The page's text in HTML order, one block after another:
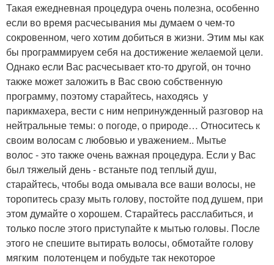
Такая ежедневная процедура очень полезна, особенно
если во время расчесывания мы думаем о чем-то
сокровенном, чего хотим добиться в жизни. Этим мы как
бы программируем себя на достижение желаемой цели.
Однако если Вас расчесывает кто-то другой, он точно
также может заложить в Вас свою собственную
программу, поэтому старайтесь, находясь у
парикмахера, вести с ним непринужденный разговор на
нейтральные темы: о погоде, о природе… Относитесь к
своим волосам с любовью и уважением.. Мытье
волос - это также очень важная процедура. Если у Вас
был тяжелый день - встаньте под теплый душ,
старайтесь, чтобы вода омывала все ваши волосы, не
торопитесь сразу мыть голову, постойте под душем, при
этом думайте о хорошем. Старайтесь расслабиться, и
только после этого приступайте к мытью головы. После
этого не спешите вытирать волосы, обмотайте голову
мягким полотенцем и побудьте так некоторое